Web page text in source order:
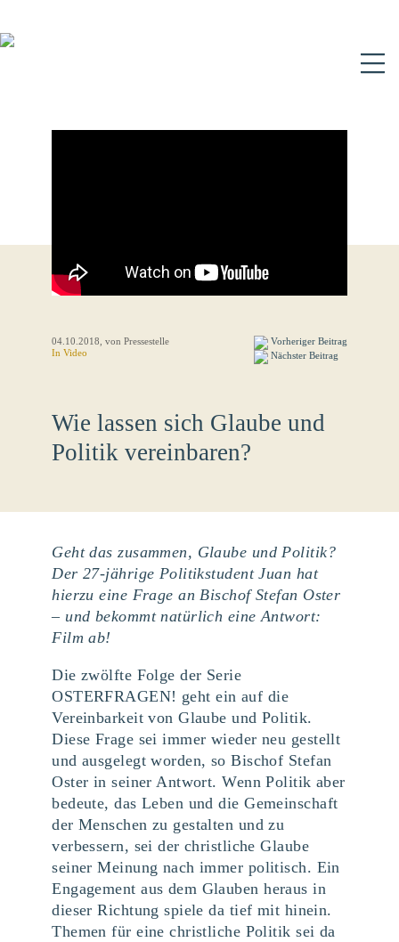
04.10.2018 , von Pressestelle
In Video
Vorheriger Beitrag
Nächster Beitrag
Wie lassen sich Glaube und
Politik vereinbaren?
Geht das zusammen, Glaube und Politik?
Der 27-jährige Politikstudent Juan hat
hierzu eine Frage an Bischof Stefan Oster
– und bekommt natürlich eine Antwort:
Film ab!
Die zwölfte Folge der Serie
OSTERFRAGEN! geht ein auf die
Vereinbarkeit von Glaube und Politik.
Diese Frage sei immer wieder neu gestellt
und ausgelegt worden, so Bischof Stefan
Oster in seiner Antwort. Wenn Politik aber
bedeute, das Leben und die Gemeinschaft
der Menschen zu gestalten und zu
verbessern, sei der christliche Glaube
seiner Meinung nach immer politisch. Ein
Engagement aus dem Glauben heraus in
dieser Richtung spiele da tief mit hinein.
Themen für eine christliche Politik sei da